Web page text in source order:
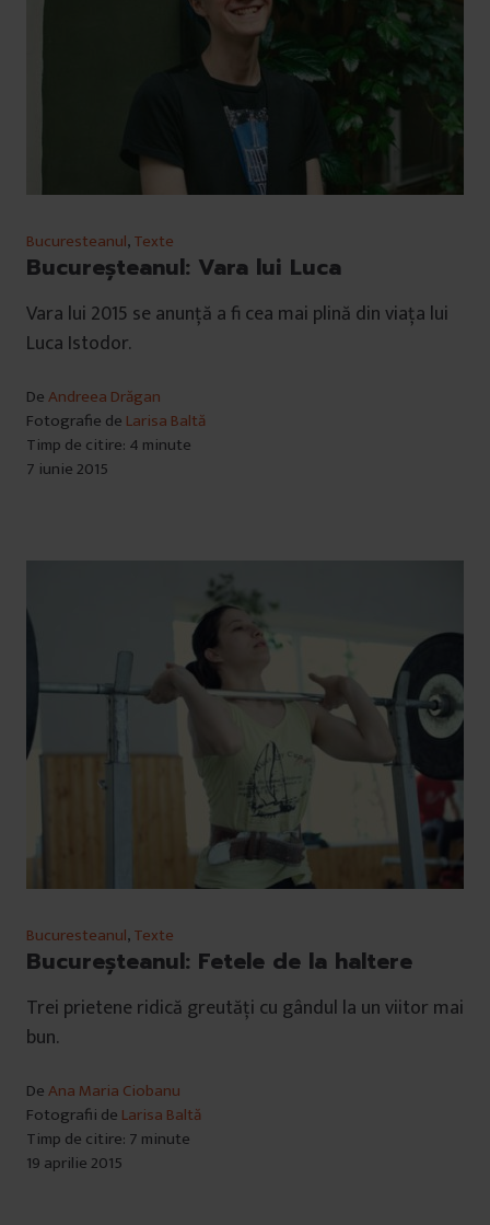
Bucuresteanul,Texte
Bucureșteanul: Vara lui Luca
Vara lui 2015 se anunță a fi cea mai plină din viața lui
Luca Istodor.
DeAndreea Drăgan
Fotografie de Larisa Baltă
Timp de citire: 4 minute
7 iunie 2015
Bucuresteanul,Texte
Bucureșteanul: Fetele de la haltere
Trei prietene ridică greutăți cu gândul la un viitor mai
bun.
DeAna Maria Ciobanu
Fotografii de Larisa Baltă
Timp de citire: 7 minute
19 aprilie 2015